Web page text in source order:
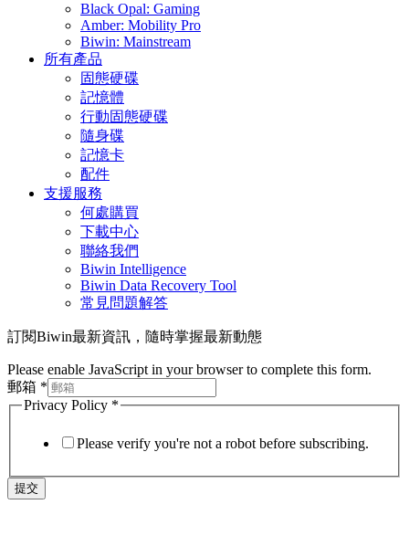
Black Opal: Gaming
Amber: Mobility Pro
Biwin: Mainstream
所有產品
固態硬碟
記憶體
行動固態硬碟
隨身碟
記憶卡
配件
支援服務
何處購買
下載中心
聯絡我們
Biwin Intelligence
Biwin Data Recovery Tool
常見問題解答
訂閱Biwin最新資訊，隨時掌握最新動態
Please enable JavaScript in your browser to complete this form.
郵箱 *
Privacy Policy *
Please verify you're not a robot before subscribing.
提交